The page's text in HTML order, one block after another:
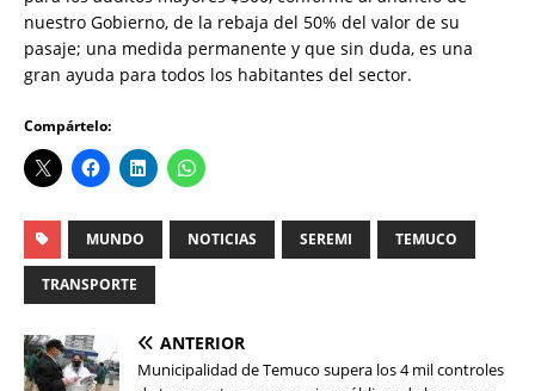
nuestro Gobierno, de la rebaja del 50% del valor de su
pasaje; una medida permanente y que sin duda, es una
gran ayuda para todos los habitantes del sector.
Compártelo:
MUNDO NOTICIAS SEREMI TEMUCO
TRANSPORTE
ANTERIOR
Municipalidad de Temuco supera los 4 mil controles